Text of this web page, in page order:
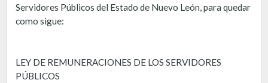
Servidores Públicos del Estado de Nuevo León, para quedar
como sigue:
LEY DE REMUNERACIONES DE LOS SERVIDORES
PÚBLICOS